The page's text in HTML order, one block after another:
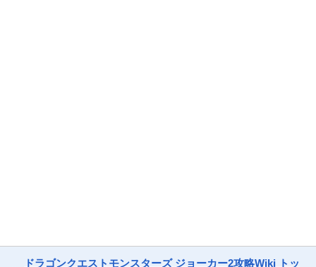
ドラゴンクエストモンスターズ ジョーカー2攻略Wiki トッ